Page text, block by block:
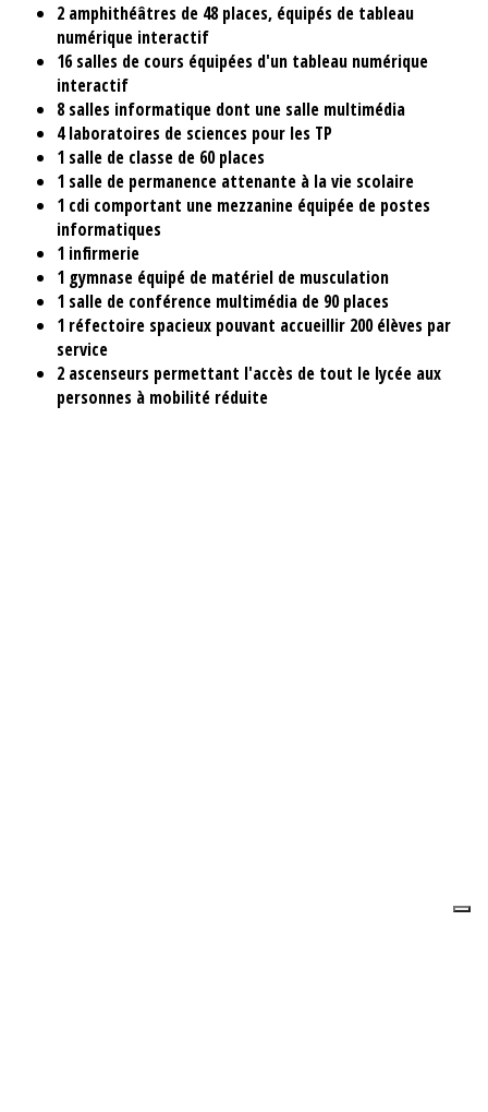
2 amphithéâtres de 48 places, équipés de tableau
numérique interactif
16 salles de cours équipées d'un tableau numérique
interactif
8 salles informatique dont une salle multimédia
4laboratoires de sciences pour les TP
1 salle de classe de 60 places
1 salle de permanence attenante à la vie scolaire
1 cdi comportant une mezzanine équipée de postes
informatiques
1 infirmerie
1 gymnase équipé de matériel de musculation
1 salle de conférence multimédia de 90 places
1 réfectoire spacieux pouvant accueillir 200 élèves par
service
2 ascenseurs permettant l'accès de tout le lycée aux
personnes à mobilité réduite